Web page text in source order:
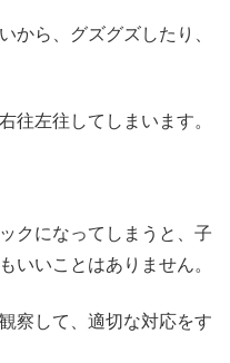
から、グズグズしたり、
往左往してしまいます。
クになってしまうと、子
いいことはありません。
察して、適切な対応をす